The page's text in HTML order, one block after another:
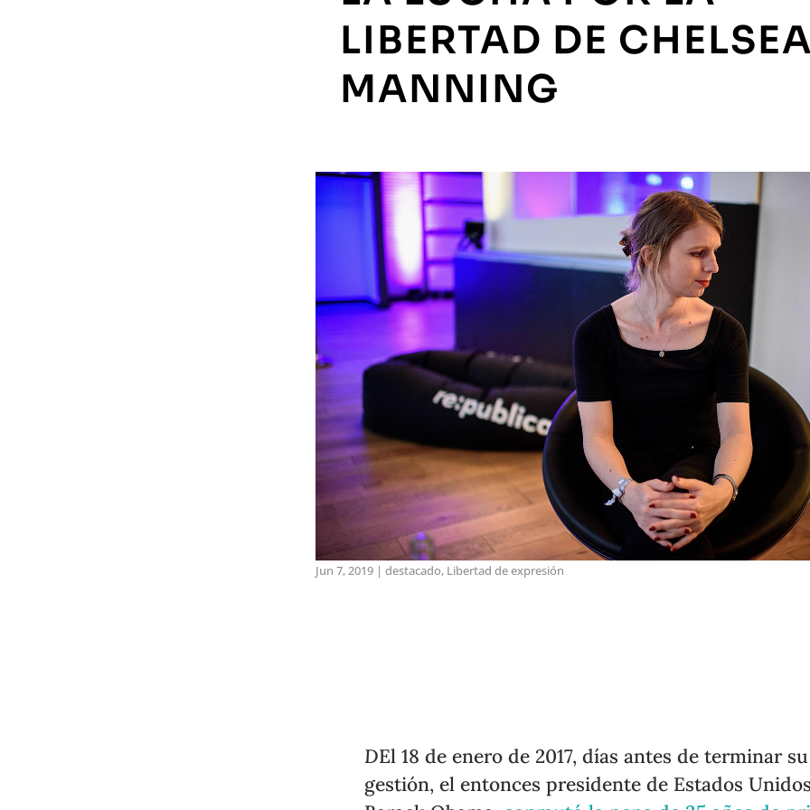
LIBERTAD DE
MANNING
Jun 7, 2019 |destacado, Libertad de expresión
DEl 18 de enero de 2017, días antes de terminar su
gestión, el entonces presidente de Estados